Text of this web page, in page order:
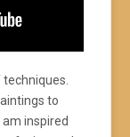
to
inspired